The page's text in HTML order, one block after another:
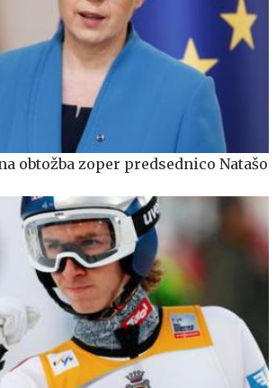
obtožba zoper predsednico Natašo